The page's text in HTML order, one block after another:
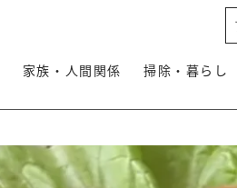
家族・人間関係 掃除・暮らし